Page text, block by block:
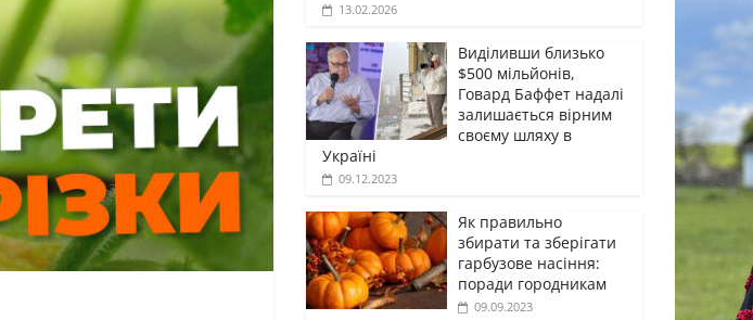
13.02.2026
Виділивши близько
$500 мільйонів,
Говард Баффет надалі
залишається вірним
своєму шляху в
Україні
09.12.2023
Як правильно
збирати та зберігати
гарбузове насіння:
поради городникам
09.09.2023